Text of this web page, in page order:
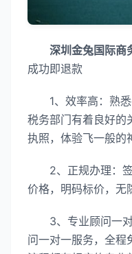
深圳金兔国际商
成功即退款
1、效率高：熟悉
税务部门有着良好的
执照，体验飞一般的
2、正规办理：签
价格，明码标价，无
3、专业顾问一对
问一对一服务，全程